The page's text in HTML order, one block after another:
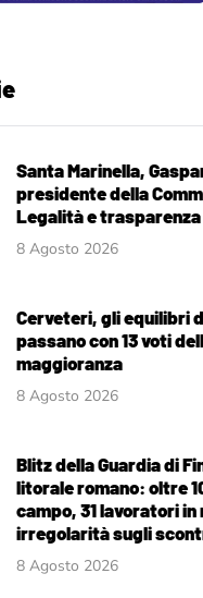
Santa Marinella,
presidente della
Legalità e trasparenza
8 Agosto 2026
Cerveteri, gli equilibri
passano con 13 voti
maggioranza
8 Agosto 2026
Blitz della Guardia di
litorale romano: oltre
campo, 31 lavoratori in
irregolarità sugli
8 Agosto 2026